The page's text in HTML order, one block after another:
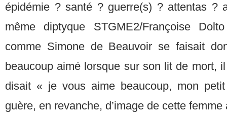
épidémie ? santé ? guerre(s) ? attentas ?
même diptyque STGME2/Françoise
comme Simone de Beauvoir se faisait
beaucoup aimé lorsque sur son lit de mort,
disait « je vous aime beaucoup, mon
guère, en revanche, d’image de cette